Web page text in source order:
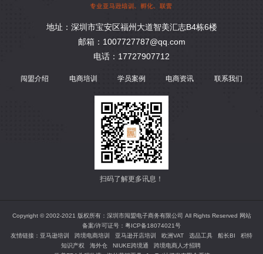
地址：深圳市宝安区福州大道智美汇志B4栋6楼
邮箱：1007727787@qq.com
电话：17727907712
闯盟介绍 电商培训 学员案例 电商资讯 联系我们
扫码了解更多讯息！
Copyright © 2002-2021 版权所有：深圳市闯盟电子商务有限公司 All Rights Reserved 网站
备案/许可证号： 粤ICP备18074021号
友情链接： 亚马逊培训 跨境电商培训 亚马逊开店培训 欧洲VAT 选品工具 船长BI
积特
知识产权
海外仓 NIUKE跨境通
跨境电商人才招聘